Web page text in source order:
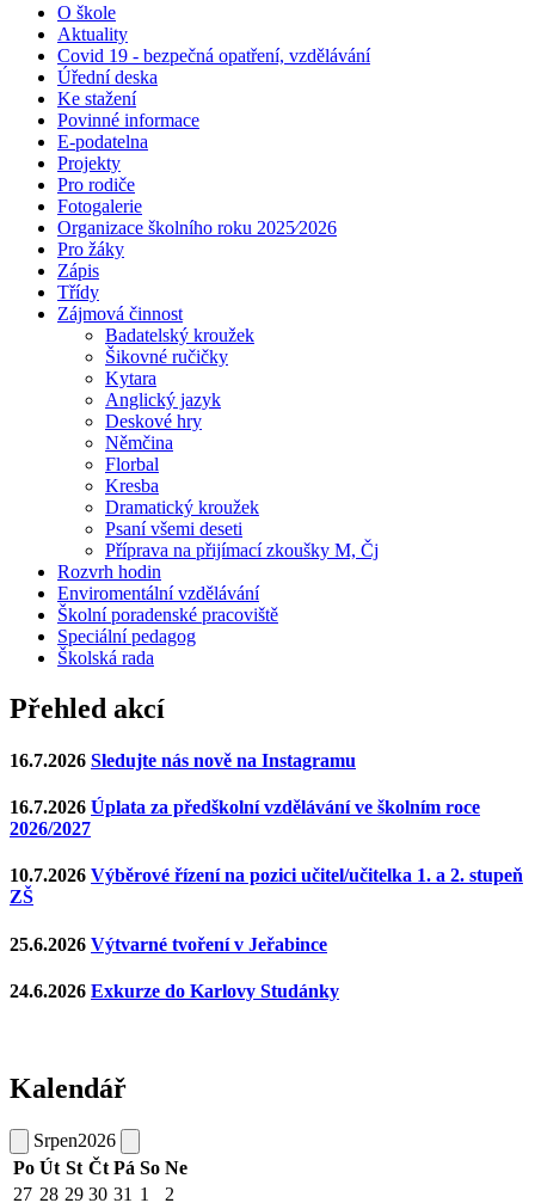
O škole
Aktuality
Covid 19 - bezpečná opatření, vzdělávání
Úřední deska
Ke stažení
Povinné informace
E-podatelna
Projekty
Pro rodiče
Fotogalerie
Organizace školního roku 2025⁄2026
Pro žáky
Zápis
Třídy
Zájmová činnost
Badatelský kroužek
Šikovné ručičky
Kytara
Anglický jazyk
Deskové hry
Němčina
Florbal
Kresba
Dramatický kroužek
Psaní všemi deseti
Příprava na přijímací zkoušky M, Čj
Rozvrh hodin
Enviromentální vzdělávání
Školní poradenské pracoviště
Speciální pedagog
Školská rada
Přehled akcí
16.7.2026 Sledujte nás nově na Instagramu
16.7.2026 Úplata za předškolní vzdělávání ve školním roce
2026/2027
10.7.2026 Výběrové řízení na pozici učitel/učitelka 1. a 2. stupeň
ZŠ
25.6.2026 Výtvarné tvoření v Jeřabince
24.6.2026 Exkurze do Karlovy Studánky
Kalendář
Srpen2026
Po Út St Čt Pá So Ne
27 28 29 30 31 1
2